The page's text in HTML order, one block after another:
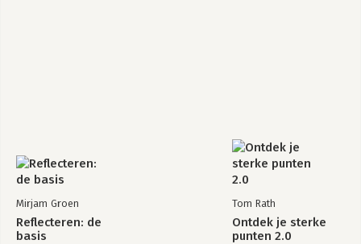
Mirjam Groen
Reflecteren: de
basis
Tom Rath
Ontdek je sterke
punten 2.0